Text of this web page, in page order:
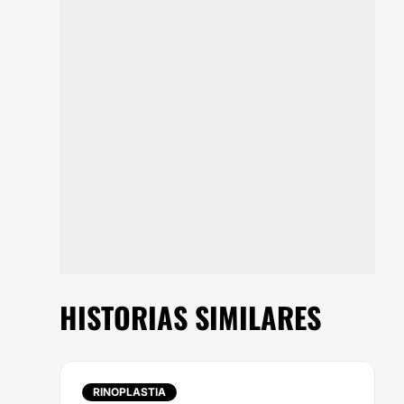
HISTORIAS SIMILARES
RINOPLASTIA